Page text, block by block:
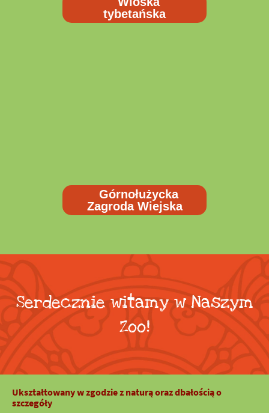
tybetańska
Górnołużycka
Zagroda Wiejska
Serdecznie witamy w Naszym
Zoo!
Ukształtowany w zgodzie z naturą oraz dbałością o
szczegóły